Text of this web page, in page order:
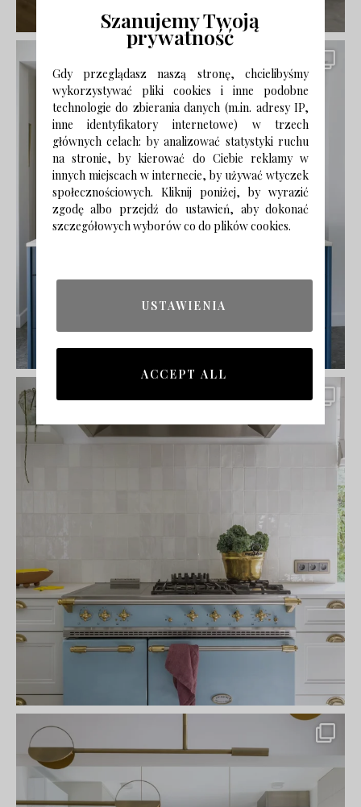
Szanujemy Twoją
prywatność
Gdy przeglądasz naszą stronę, chcielibyśmy
wykorzystywać pliki cookies i inne podobne
technologie do zbierania danych (m.in. adresy IP,
inne identyfikatory internetowe) w trzech
głównych celach: by analizować statystyki ruchu
na stronie, by kierować do Ciebie reklamy w
innych miejscach w internecie, by używać wtyczek
społecznościowych. Kliknij poniżej, by wyrazić
zgodę albo przejdź do ustawień, aby dokonać
szczegółowych wyborów co do plików cookies.
USTAWIENIA
ACCEPT ALL